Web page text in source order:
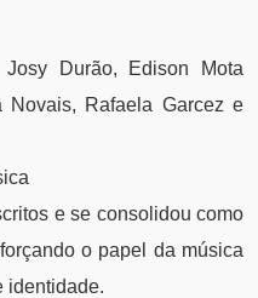
Josy Durão, Edison Mota
Novais, Rafaela Garcez e
e se consolidou como
o papel da música
identidade.